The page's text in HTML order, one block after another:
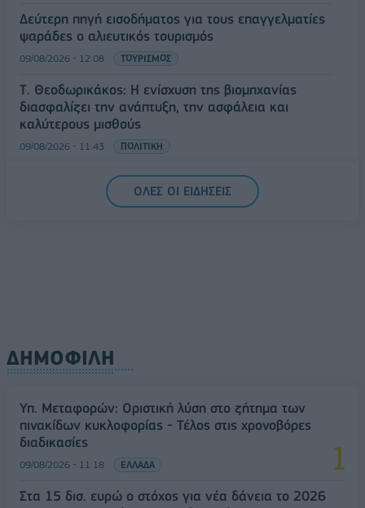
Δεύτερη πηγή εισοδήματος για τους επαγγελματίες
ψαράδες ο αλιευτικός τουρισμός
09/08/2026 - 12:08 ΤΟΥΡΙΣΜΟΣ
Τ. Θεοδωρικάκος: Η ενίσχυση της βιομηχανίας
διασφαλίζει την ανάπτυξη, την ασφάλεια και
καλύτερους μισθούς
09/08/2026 - 11:43 ΠΟΛΙΤΙΚΗ
Υπ. Μεταφορών: Οριστική λύση στο ζήτημα των
πινακίδων κυκλοφορίας - Τέλος στις χρονοβόρες
ΟΛΕΣ ΟΙ ΕΙΔΗΣΕΙΣ
ΔΗΜΟΦΙΛΗ
Υπ. Μεταφορών: Οριστική λύση στο ζήτημα των
πινακίδων κυκλοφορίας - Τέλος στις χρονοβόρες
διαδικασίες
09/08/2026 - 11:18 ΕΛΛΑΔΑ
Στα 15 δισ. ευρώ ο στόχος για νέα δάνεια το 2026